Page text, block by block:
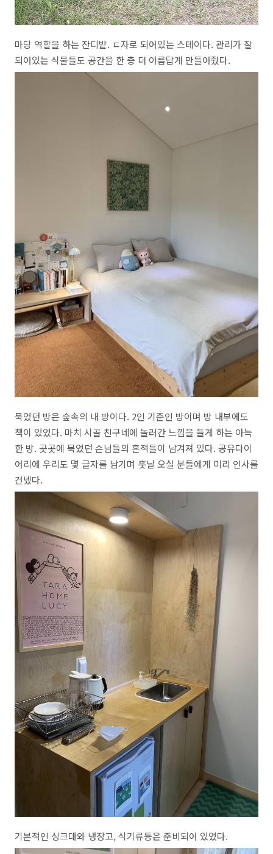
마당 역할을 하는 잔디밭. ㄷ자로 되어있는 스테이다. 관리가 잘
되어있는 식물들도 공간을 한 층 더 아름답게 만들어줬다.
묵었던 방은 숲속의 내 방이다. 2인 기준인 방이며 방 내부에도
책이 있었다. 마치 시골 친구네에 놀러간 느낌을 들게 하는 아늑
한 방. 곳곳에 묵었던 손님들의 흔적들이 남겨져 있다. 공유다이
어리에 우리도 몇 글자를 남기며 훗날 오실 분들에게 미리 인사를
건넸다.
기본적인 싱크대와 냉장고, 식기류등은 준비되어 있었다.